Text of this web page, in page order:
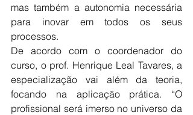
mas também a autonomia necessária
para inovar em todos os seus
processos.
De acordo com o coordenador do
curso, o prof. Henrique Leal Tavares, a
especialização vai além da teoria,
focando na aplicação prática. “O
profissional será imerso no universo da